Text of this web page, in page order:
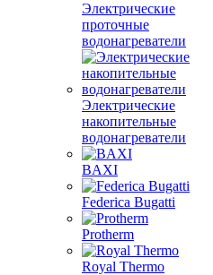
Электрические
проточные
водонагреватели
Электрические
накопительные
водонагреватели
BAXI
Federica Bugatti
Protherm
Royal Thermo